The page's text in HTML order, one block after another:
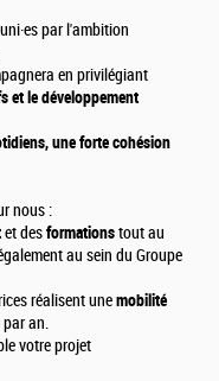
par l'ambition
en privilégiant
et le développement
une forte cohésion
nous :
et desformationstout au
au sein du Groupe
réalisent unemobilité
par an.
votre projet